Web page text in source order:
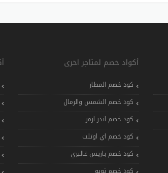
أكواد خصم لمتاجر اخرى
كود خصم المطار
كود خصم الشمس والرمال
كود خصم اندر ارمر
كود خصم اي اوتلت
كود خصم باريس غاليري